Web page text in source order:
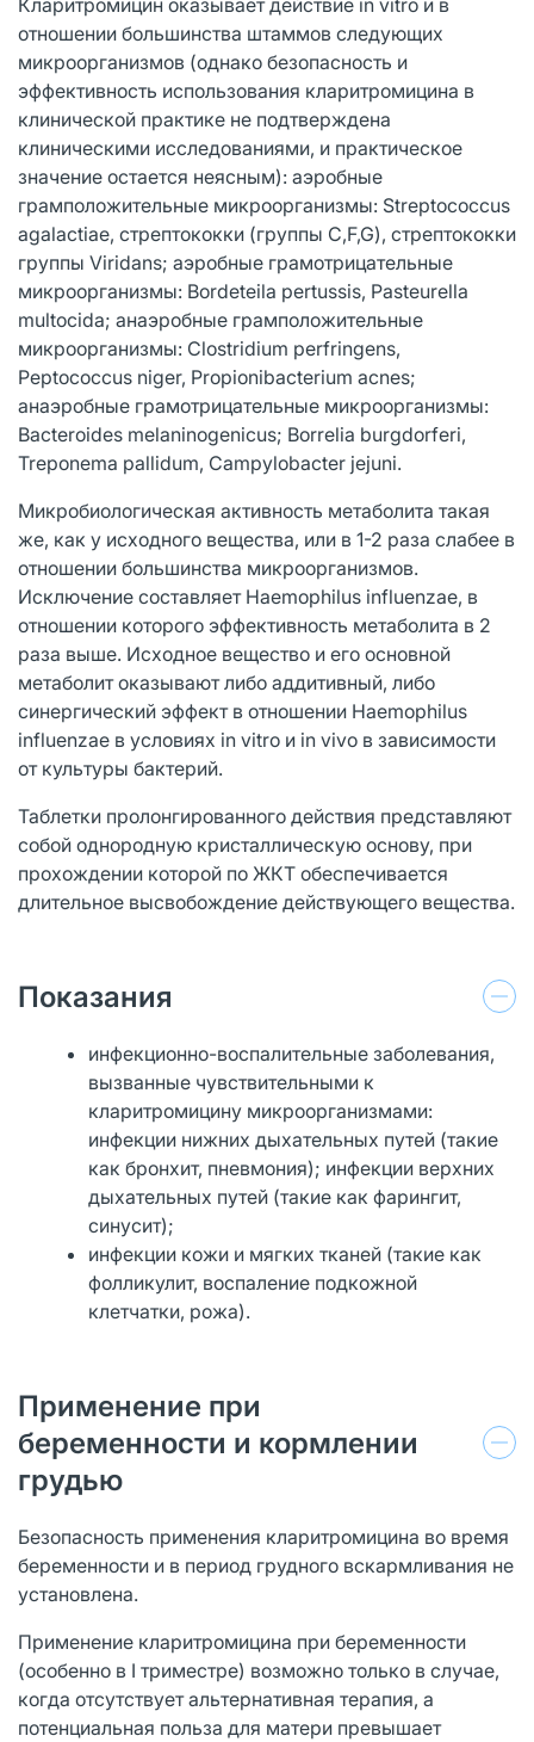
отношении большинства штаммов следующих
микроорганизмов (однако безопасность и
эффективность использования кларитромицина в
клинической практике не подтверждена
клиническими исследованиями, и практическое
значение остается неясным): аэробные
грамположительные микроорганизмы: Streptococcus
agalactiae, стрептококки (группы C,F,G), стрептококки
группы Viridans; аэробные грамотрицательные
микроорганизмы: Bordeteila pertussis, Pasteurella
multocida; анаэробные грамположительные
микроорганизмы: Сlostridium perfringens,
Peptococcus niger, Propionibacterium acnes;
анаэробные грамотрицательные микроорганизмы:
Bacteroides melaninogenicus; Borrelia burgdorferi,
Treponema pallidum, Campylobacter jejuni.
Микробиологическая активность метаболита такая
же, как у исходного вещества, или в 1-2 раза слабее в
отношении большинства микроорганизмов.
Исключение составляет Нaemophilus influenzae, в
отношении которого эффективность метаболита в 2
раза выше. Исходное вещество и его основной
метаболит оказывают либо аддитивный, либо
синергический эффект в отношении Нaemophilus
influenzae в условиях in vitro и in vivo в зависимости
от культуры бактерий.
Таблетки пролонгированного действия представляют
собой однородную кристаллическую основу, при
прохождении которой по ЖКТ обеспечивается
длительное высвобождение действующего вещества.
Показания
инфекционно-воспалительные заболевания,
вызванные чувствительными к
кларитромицину микроорганизмами:
инфекции нижних дыхательных путей (такие
как бронхит, пневмония); инфекции верхних
дыхательных путей (такие как фарингит,
синусит);
инфекции кожи и мягких тканей (такие как
фолликулит, воспаление подкожной
клетчатки, рожа).
Применение при
беременности и кормлении
грудью
Безопасность применения кларитромицина во время
беременности и в период грудного вскармливания не
установлена.
Применение кларитромицина при беременности
(особенно в I триместре) возможно только в случае,
когда отсутствует альтернативная терапия, а
потенциальная польза для матери превышает